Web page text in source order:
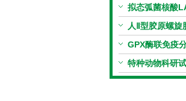
拟态弧菌核酸
（恒温荧光法
人Ⅱ型胶原螺
试剂盒科研优
GPX酶联免疫
激研究精准检
特种动物科研
膜蛋白